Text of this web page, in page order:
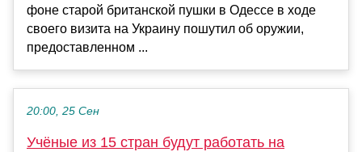
фоне старой британской пушки в Одессе в ходе
своего визита на Украину пошутил об оружии,
предоставленном ...
20:00, 25 Сен
Учёные из 15 стран будут работать на